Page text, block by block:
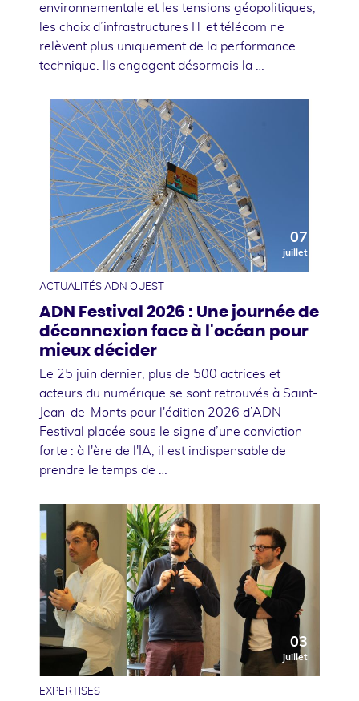
environnementale et les tensions géopolitiques,
les choix d’infrastructures IT et télécom ne
relèvent plus uniquement de la performance
technique. Ils engagent désormais la …
07
juillet
ACTUALITÉS ADN OUEST
ADN Festival 2026 : Une journée de
déconnexion face à l'océan pour
mieux décider
Le 25 juin dernier, plus de 500 actrices et
acteurs du numérique se sont retrouvés à Saint-
Jean-de-Monts pour l'édition 2026 d’ADN
Festival placée sous le signe d’une conviction
forte : à l'ère de l'IA, il est indispensable de
prendre le temps de …
03
juillet
EXPERTISES